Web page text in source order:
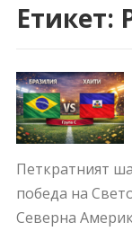
Етикет:
Петкратният
победа на
Северна